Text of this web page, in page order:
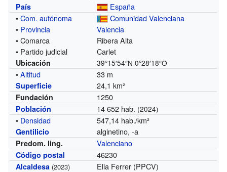
País
España
•Com. autónoma
Comunidad Valenciana
• Provincia
Valencia
• Comarca
Ribera Alta
• Partido judicial
Carlet
Ubicación 39°15′54″N 0°28′18″O
•Altitud 33 m
Superficie 24,1 km²
Fundación 1250
Población 14 652 hab. (2024)
• Densidad 547,14 hab./km²
Gentilicio alginetino, -a
Predom. ling. Valenciano
Código postal 46230
Alcaldesa (2023) Elia Ferrer (PPCV)